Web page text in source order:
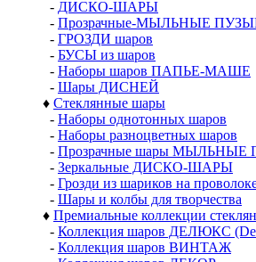
- ДИСКО-ШАРЫ
- Прозрачные-МЫЛЬНЫЕ
- ГРОЗДИ шаров
- БУСЫ из шаров
- Наборы шаров ПАПЬЕ-МАШЕ
- Шары ДИСНЕЙ
♦ Стеклянные шары
- Наборы однотонных шаров
- Наборы разноцветных шаров
- Прозрачные шары МЫЛЬНЫЕ
- Зеркальные ДИСКО-ШАРЫ
- Грозди из шариков на
- Шары и колбы для творчества
♦ Премиальные коллекции
- Коллекция шаров ДЕЛЮКС
- Коллекция шаров ВИНТАЖ